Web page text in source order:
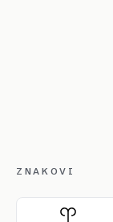
ZNAKOVI